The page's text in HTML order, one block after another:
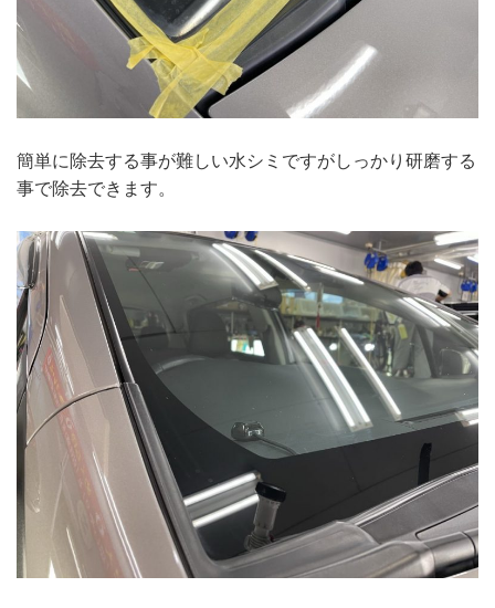
簡単に除去する事が難しい水シミですがしっかり研磨する
事で除去できます。